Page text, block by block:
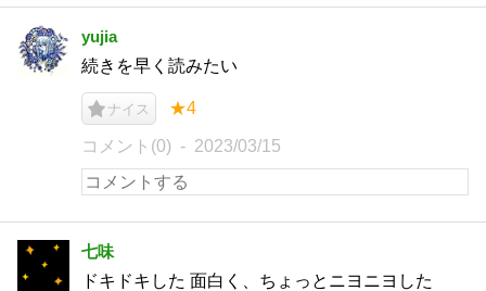
yujia
続きを早く読みたい
ナイス ★4
コメント(0) 2023/03/15
七味
ドキドキした 面白く、ちょっとニヨニヨした